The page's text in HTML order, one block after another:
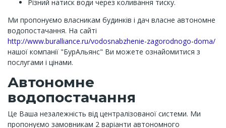
Різний натиск води через коливання тиску.
Ми пропонуємо власникам будинків і дач власне автономне
водопостачання. На сайті
http://www.buralliance.ru/vodosnabzhenie-zagorodnogo-doma/
нашої компанії "БурАльянс" Ви ​​можете ознайомитися з
послугами і цінами.
Автономне
водопостачання
Це Ваша незалежність від централізованої системи. Ми
пропонуємо замовникам 2 варіанти автономного